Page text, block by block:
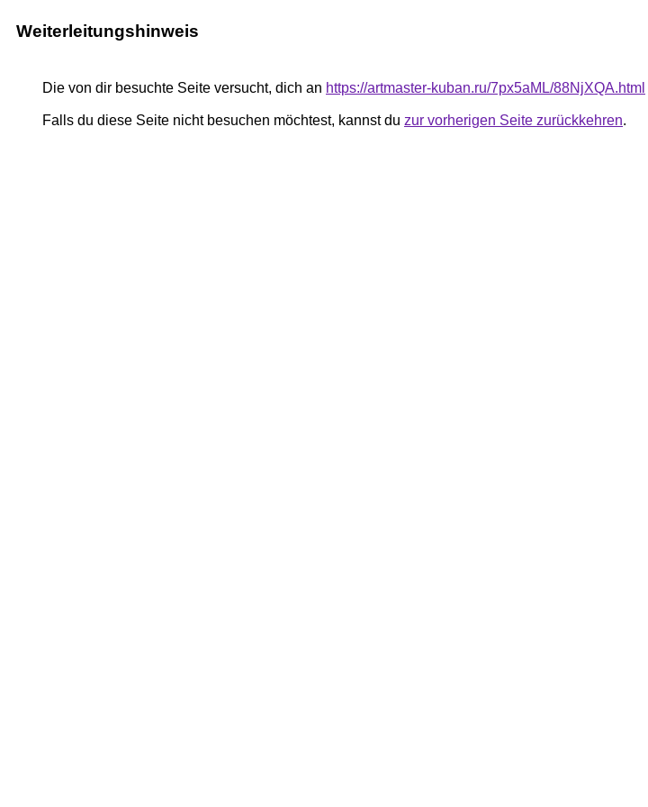
Weiterleitungshinweis
Die von dir besuchte Seite versucht, dich an https://artmaster-kuban.ru/7px5aML/88NjXQA.html
Falls du diese Seite nicht besuchen möchtest, kannst du zur vorherigen Seite zurückkehren.